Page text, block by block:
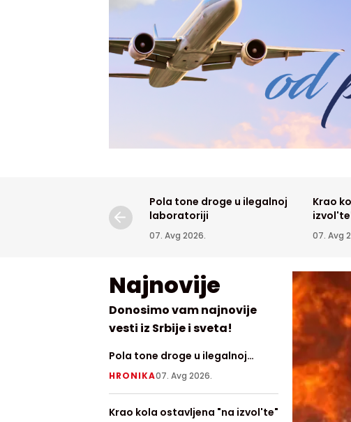
Pola tone droge u ilegalnoj
laboratoriji
07. Avg 2026.
Krao
07. Avg
Najnovije
Donosimo vam najnovije
vesti iz Srbije i sveta!
Pola tone droge u ilegalnoj
laboratoriji
HRONIKA07. Avg 2026.
Krao kola ostavljena "na izvol'te"
Razbuktava
Deliblatskoj
pepelu
HRONIKA07.
Raspoloženi